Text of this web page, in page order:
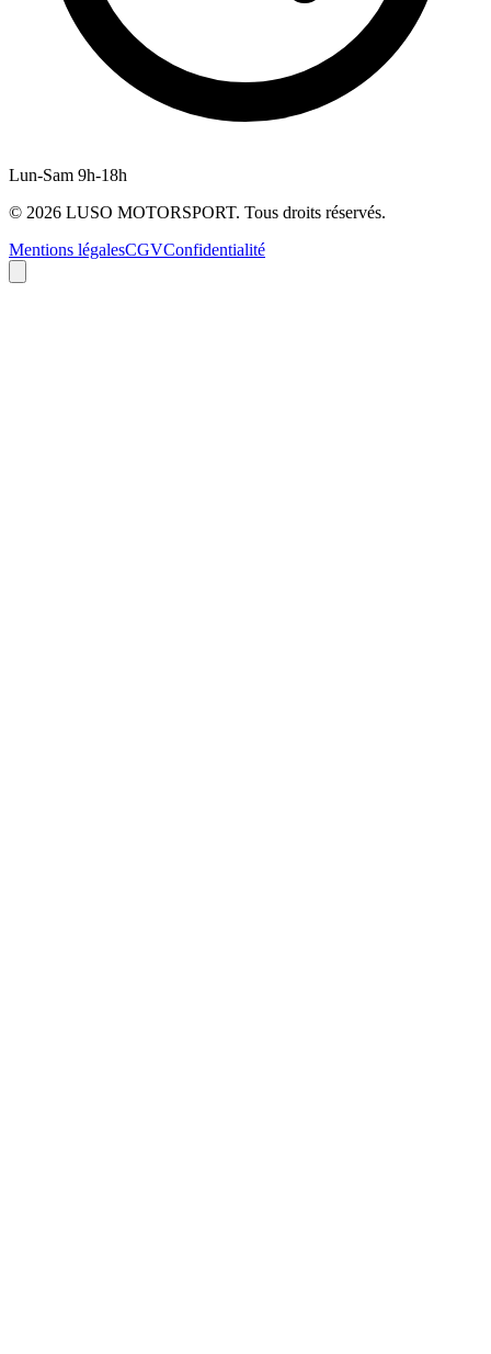
Lun-Sam 9h-18h
© 2026 LUSO MOTORSPORT. Tous droits réservés.
Mentions légalesCGVConfidentialité